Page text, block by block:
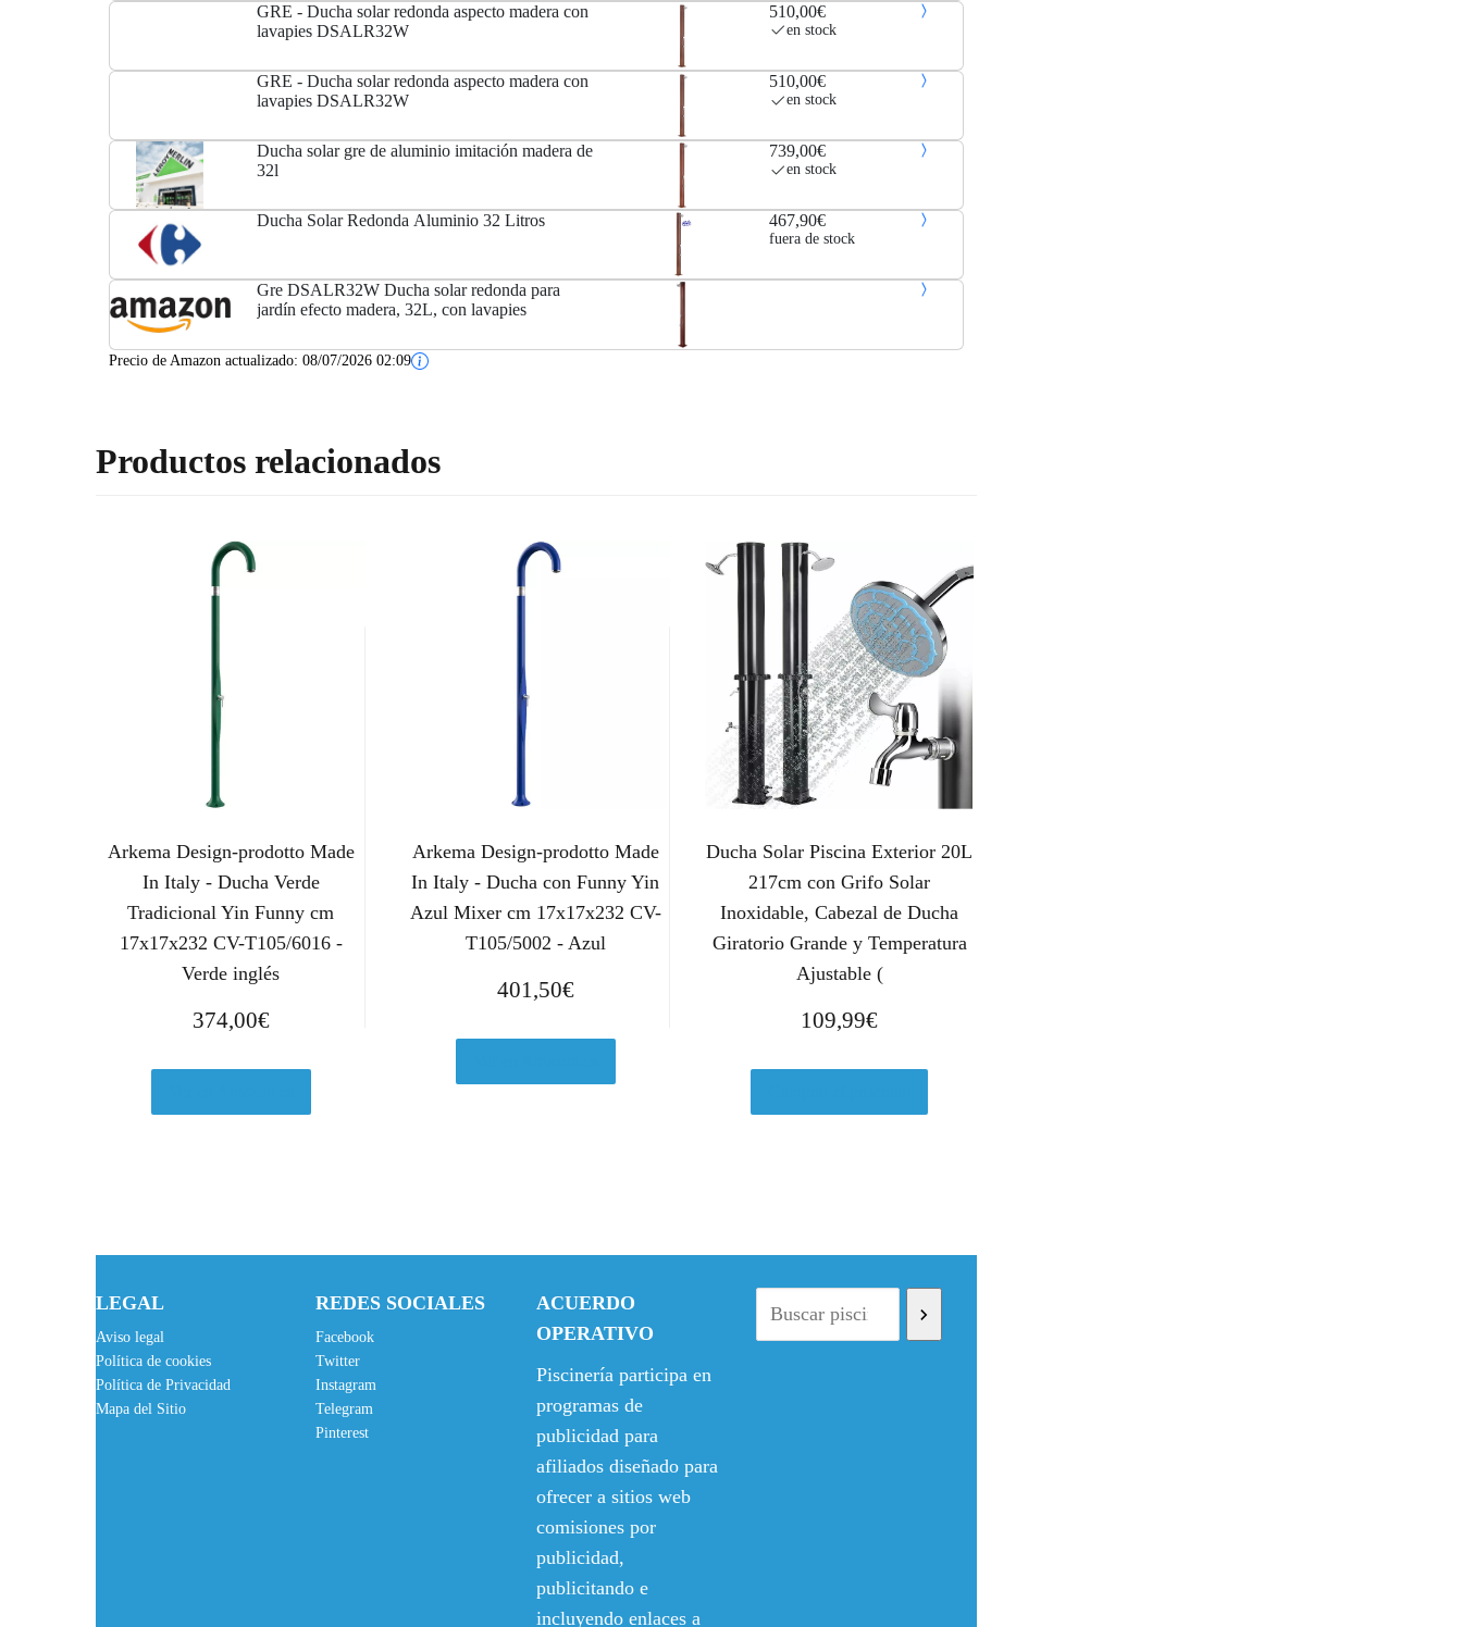
GRE - Ducha solar redonda aspecto madera con
lavapies DSALR32W
510,00€
en stock
GRE - Ducha solar redonda aspecto madera con
lavapies DSALR32W
510,00€
en stock
Ducha solar gre de aluminio imitación madera de
32l
739,00€
en stock
Ducha Solar Redonda Aluminio 32 Litros 467,90€
fuera de stock
Gre DSALR32W Ducha solar redonda para
jardín efecto madera, 32L, con lavapies
Precio de Amazon actualizado: 08/07/2026 02:09
Productos relacionados
Arkema Design-prodotto Made
In Italy - Ducha Verde
Tradicional Yin Funny cm
17x17x232 CV-T105/6016 -
Verde inglés
374,00€
Arkema Design-prodotto Made
In Italy - Ducha con Funny Yin
Azul Mixer cm 17x17x232 CV-
T105/5002 - Azul
401,50€
Ducha Solar Piscina Exterior 20L
217cm con Grifo Solar
Inoxidable, Cabezal de Ducha
Giratorio Grande y Temperatura
Ajustable (
109,99€
LEGAL
Aviso legal
Política de cookies
Política de Privacidad
Mapa del Sitio
REDES SOCIALES
Facebook
Twitter
Instagram
Telegram
Pinterest
ACUERDO
OPERATIVO
Piscinería participa en
programas de
publicidad para
afiliados diseñado para
ofrecer a sitios web
comisiones por
publicidad,
publicitando e
incluyendo enlaces a